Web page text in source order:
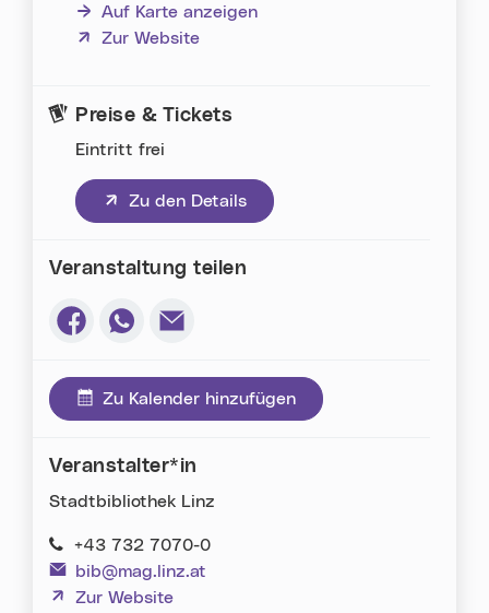
Auf Karte anzeigen
Zur Website
(neues Fenster)
Preise & Tickets
Eintritt frei
Zu den Details
(neues Fenster)
Veranstaltung teilen
Zu Kalender hinzufügen
Veranstalter*in
Stadtbibliothek Linz
+43 732 7070-0
bib@mag.linz.at
Zur Website
(neues Fenster)